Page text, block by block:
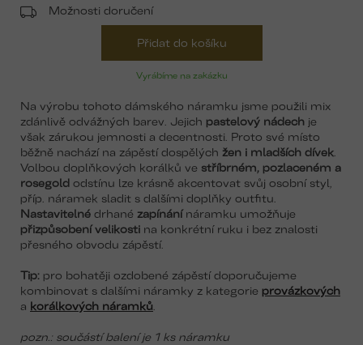
Vyrábíme na zakázku
Možnosti doručení
Přidat do košíku
Na výrobu tohoto dámského náramku jsme použili mix
zdánlivě odvážných barev. Jejich pastelový nádech je
však zárukou jemnosti a decentnosti. Proto své místo
běžně nachází na zápěstí dospělých žen i mladších dívek
Volbou doplňkových korálků ve stříbrném, pozlaceném a
rosegoldodstínu lze krásně akcentovat svůj osobní styl,
příp. náramek sladit s dalšími doplňky outfitu.
Nastavitelnédrhané zapínánínáramku umožňuje
přizpůsobení velikosti na konkrétní ruku i bez znalosti
přesného obvodu zápěstí.
Tip: pro bohatěji ozdobené zápěstí doporučujeme
kombinovat s dalšími náramky z kategorie provázkových
a korálkových náramků
pozn.: součástí balení je 1 ks náramku